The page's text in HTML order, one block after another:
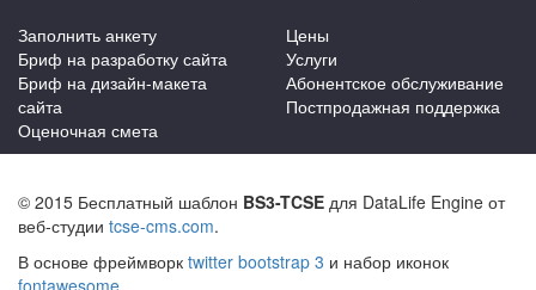
Заполнить анкету
Бриф на разработку сайта
Бриф на дизайн-макета
сайта
Оценочная смета
Цены
Услуги
Абонентское обслуживание
Постпродажная поддержка
© 2015 Бесплатный шаблон BS3-TCSE для DataLife Engine от
веб-студии tcse-cms.com.
В основе фреймворк twitter bootstrap 3 и набор иконок
fontawesome